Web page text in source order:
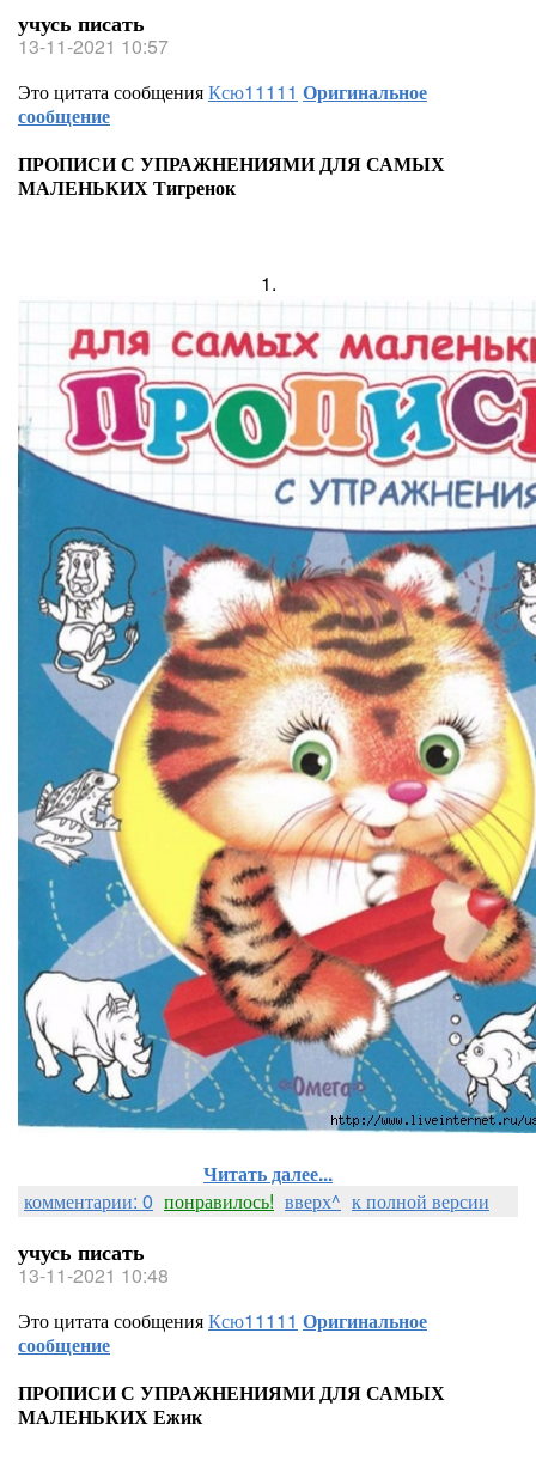
учусь писать
13-11-2021 10:57
Это цитата сообщенияКсю11111 Оригинальное
сообщение
ПРОПИСИ С УПРАЖНЕНИЯМИ ДЛЯ САМЫХ
МАЛЕНЬКИХ Тигренок
1.
Читать далее...
комментарии: 0 понравилось! вверх^ к полной версии
учусь писать
13-11-2021 10:48
Это цитата сообщенияКсю11111 Оригинальное
сообщение
ПРОПИСИ С УПРАЖНЕНИЯМИ ДЛЯ САМЫХ
МАЛЕНЬКИХ Ежик